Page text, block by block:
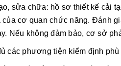
sửa chữa: hồ sơ thiết kế cải
của cơ quan chức năng. Đánh
Nếu không đảm bảo, cơ sở
các phương tiện kiểm định